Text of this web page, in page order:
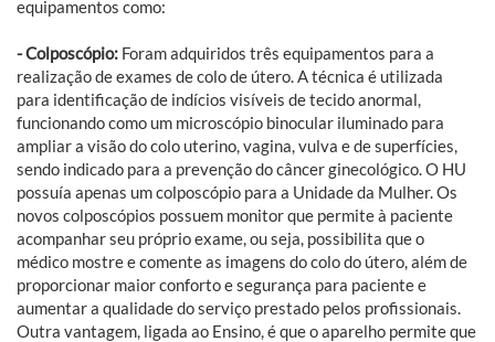
equipamentos como:
- Colposcópio: Foram adquiridos três equipamentos para a
realização de exames de colo de útero. A técnica é utilizada
para identificação de indícios visíveis de tecido anormal,
funcionando como um microscópio binocular iluminado para
ampliar a visão do colo uterino, vagina, vulva e de superfícies,
sendo indicado para a prevenção do câncer ginecológico. O HU
possuía apenas um colposcópio para a Unidade da Mulher. Os
novos colposcópios possuem monitor que permite à paciente
acompanhar seu próprio exame, ou seja, possibilita que o
médico mostre e comente as imagens do colo do útero, além de
proporcionar maior conforto e segurança para paciente e
aumentar a qualidade do serviço prestado pelos profissionais.
Outra vantagem, ligada ao Ensino, é que o aparelho permite que